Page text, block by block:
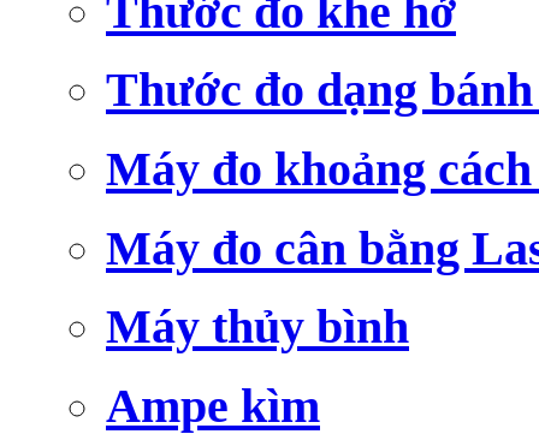
Thước đo khe hở
Thước đo dạng
Máy đo khoảng
Máy đo cân bằng
Máy thủy bình
Ampe kìm